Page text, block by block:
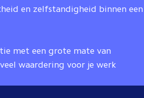
en zelfstandigheid binnen een
met een grote mate van
waardering voor je werk